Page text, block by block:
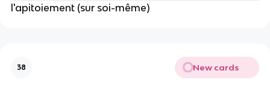
l'apitoiement (sur soi-même)
38 New cards